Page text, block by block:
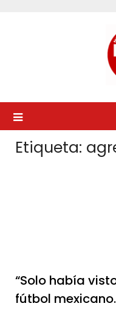
Etiqueta:
“Solo había
fútbol